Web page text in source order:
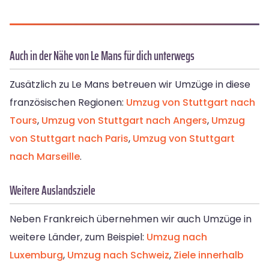
Auch in der Nähe von Le Mans für dich unterwegs
Zusätzlich zu Le Mans betreuen wir Umzüge in diese
französischen Regionen: Umzug von Stuttgart nach
Tours, Umzug von Stuttgart nach Angers, Umzug
von Stuttgart nach Paris, Umzug von Stuttgart
nach Marseille.
Weitere Auslandsziele
Neben Frankreich übernehmen wir auch Umzüge in
weitere Länder, zum Beispiel: Umzug nach
Luxemburg, Umzug nach Schweiz, Ziele innerhalb